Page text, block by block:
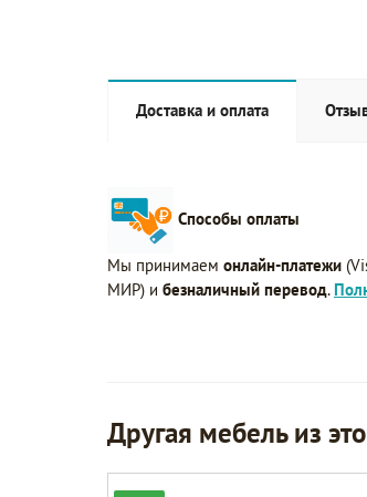
Доставка и оплата
Способы оплаты
Мы принимаем онлайн-платежи
МИР) и безналичный перевод.
Другая мебель из